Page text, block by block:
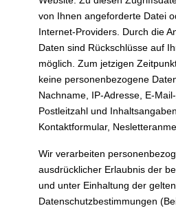
von Ihnen angeforderte Datei
Internet-Providers. Durch die
Daten sind Rückschlüsse auf
möglich. Zum jetzigen
keine personenbezogene
Nachname, IP-Adresse, E-
Postleitzahl und
Kontaktformular,
Wir verarbeiten
ausdrücklicher Erlaubnis der
und unter Einhaltung der
Datenschutzbestimmungen